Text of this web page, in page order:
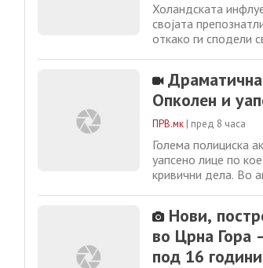
Холандската
својата
откако ги сподели
Најголемо
Драматична
Опколен и
ПРВ.мк | пред 8 часа
Голема полициска
уапсено лице по
кривични дела. Во
информациите од
Нови,
во Црна Гора
под 16 години